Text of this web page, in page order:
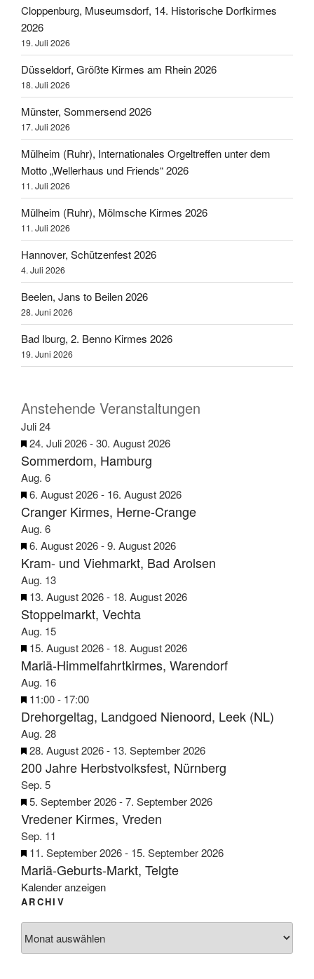
Cloppenburg, Museumsdorf, 14. Historische Dorfkirmes
2026
19. Juli 2026
Düsseldorf, Größte Kirmes am Rhein 2026
18. Juli 2026
Münster, Sommersend 2026
17. Juli 2026
Mülheim (Ruhr), Internationales Orgeltreffen unter dem
Motto „Wellerhaus und Friends“ 2026
11. Juli 2026
Mülheim (Ruhr), Mölmsche Kirmes 2026
11. Juli 2026
Hannover, Schützenfest 2026
4. Juli 2026
Beelen, Jans to Beilen 2026
28. Juni 2026
Bad Iburg, 2. Benno Kirmes 2026
19. Juni 2026
Anstehende Veranstaltungen
Juli24
H
e
r
v
o
r
g
e
h
o
b
e
n
24. Juli 2026-30. August 2026
Sommerdom, Hamburg
Aug. 6
H
e
r
v
o
r
g
e
h
o
b
e
n
6. August 2026- 16. August 2026
Cranger Kirmes, Herne-Crange
Aug. 6
H
e
r
v
o
r
g
e
h
o
b
e
n
6. August 2026-9. August 2026
Kram- und Viehmarkt, Bad Arolsen
Aug. 13
H
e
r
v
o
r
g
e
h
o
b
e
n
13. August 2026- 18. August 2026
Stoppelmarkt, Vechta
Aug. 15
H
e
r
v
o
r
g
e
h
o
b
e
n
15. August 2026- 18. August 2026
Mariä-Himmelfahrtkirmes, Warendorf
Aug. 16
H
e
r
v
o
r
g
e
h
o
b
e
n
11:00- 17:00
Drehorgeltag, Landgoed Nienoord, Leek (NL)
Aug. 28
H
e
r
v
o
r
g
e
h
o
e
n
28. August 2026- 13. September 2026
200 Jahre Herbstvolksfest, Nürnberg
Sep. 5
H
e
r
v
o
r
g
h
o
5. September 2026-7. September 2026
Vredener Kirmes, Vreden
Sep. 11
H
e
r
v
o
r
g
11. September 2026- 15. September 2026
Mariä-Geburts-Markt, Telgte
Kalender anzeigen
ARCHIV